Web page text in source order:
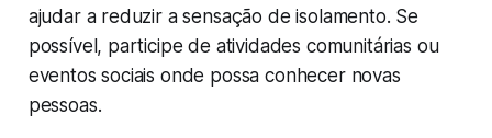
ajudar a reduzir a sensação de isolamento. Se
possível, participe de atividades comunitárias ou
eventos sociais onde possa conhecer novas
pessoas.